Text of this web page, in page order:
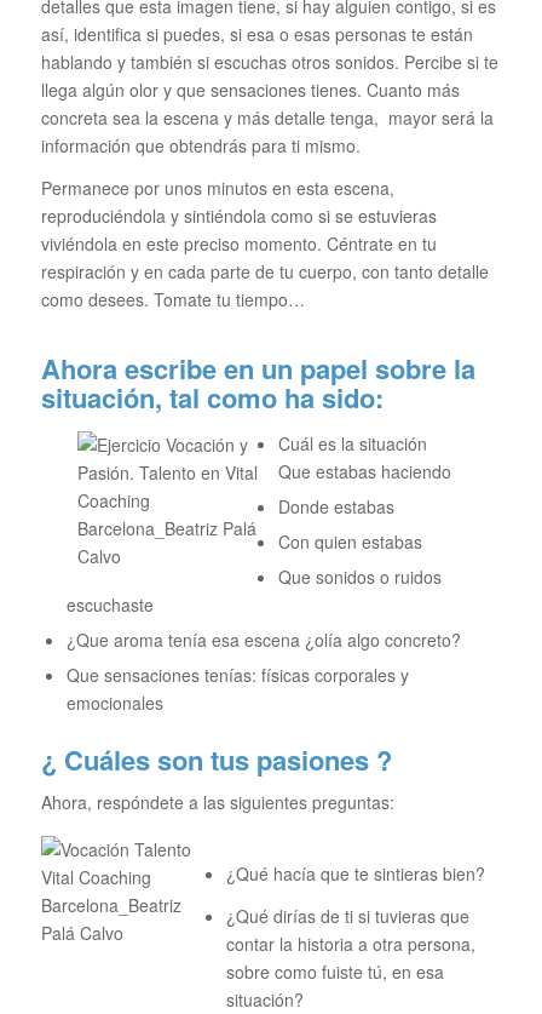
detalles que esta imagen tiene, si hay alguien contigo, si es
así, identifica si puedes, si esa o esas personas te están
hablando y también si escuchas otros sonidos. Percibe si te
llega algún olor y que sensaciones tienes. Cuanto más
concreta sea la escena y más detalle tenga, mayor será la
información que obtendrás para ti mismo.
Permanece por unos minutos en esta escena,
reproduciéndola y sintiéndola como si se estuvieras
viviéndola en este preciso momento. Céntrate en tu
respiración y en cada parte de tu cuerpo, con tanto detalle
como desees. Tomate tu tiempo…
Ahora escribe en un papel sobre la
situación, tal como ha sido:
Cuál es la situación
Que estabas haciendo
Donde estabas
Con quien estabas
Que sonidos o ruidos
escuchaste
¿Que aroma tenía esa escena ¿olía algo concreto?
Que sensaciones tenías: físicas corporales y
emocionales
¿ Cuáles son tus pasiones ?
Ahora, respóndete a las siguientes preguntas:
¿Qué hacía que te sintieras bien?
¿Qué dirías de ti si tuvieras que
contar la historia a otra persona,
sobre como fuiste tú, en esa
situación?